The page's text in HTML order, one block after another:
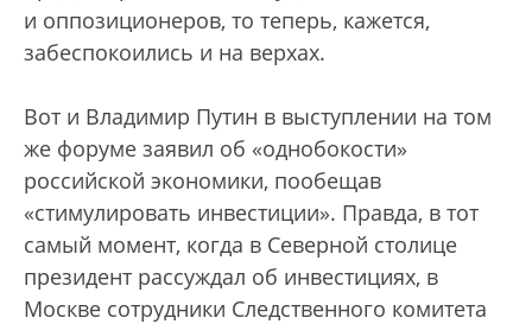
и оппозиционеров, то теперь, кажется,
забеспокоились и на верхах.
Вот и Владимир Путин в выступлении на том
же форуме заявил об «однобокости»
российской экономики, пообещав
«стимулировать инвестиции». Правда, в тот
самый момент, когда в Северной столице
президент рассуждал об инвестициях, в
Москве сотрудники Следственного комитета